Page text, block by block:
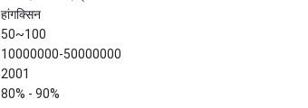
हांगक्सिन
50~100
10000000-50000000
2001
80% - 90%